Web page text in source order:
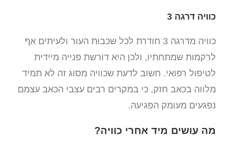
כוויה דרגה 3
כוויה מדרגה 3 חודרת לכל שכבות העור ולעיתים אף
לרקמות שמתחתיו, ולכן היא דורשת פנייה מיידית
לטיפול רפואי. חשוב לדעת שכוויה מסוג זה לא תמיד
מלווה בכאב חזק, כי במקרים רבים עצבי הכאב עצמם
נפגעים מעומק הפגיעה.
מה עושים מיד אחרי כוויה?